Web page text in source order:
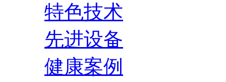
特色技术
先进设备
健康案例